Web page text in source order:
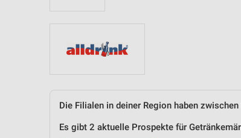
Die Filialen in deiner Region haben
Es gibt 2 aktuelle Prospekte für